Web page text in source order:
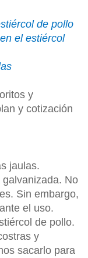
de pollo
el estiércol
y
y cotización
jaulas.
No
Sin embargo,
el uso.
de pollo.
y
sacarlo para